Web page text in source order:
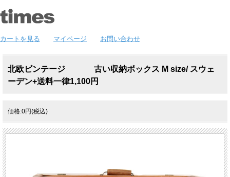
カートを見る マイページ お問い合わせ
北欧ビンテージ 古い収納ボックス M size/ スウェ
ーデン+送料一律1,100円
価格:0円(税込)